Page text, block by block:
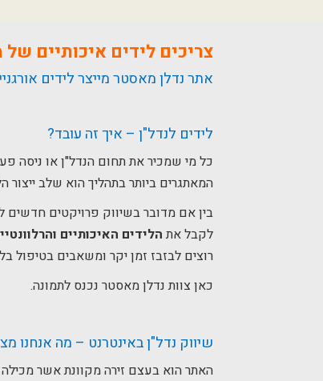
צריכים לידים איכותיים
אתר נדלן מאסטר מייצר לידים
לידים לנדל"ן – איך זה עובד?
כל מי שמכיר את תחום הנדל"ן או ניסה
המאתגרים ביותר בתהליך הוא שלב ייצור
בין אם מדובר בשיווק פרויקטים חדשים
לקבל אתהלידים האיכותיים
רוצים לבזבז זמן יקר ומשאבים בטיפול
כאן צוות נדלן מאסטר נכנס לתמונה.
שיווק נדל"ן באינטרנט – מה אנחנו
האתר הוא בעצם זירה מקוונת אשר מכילה